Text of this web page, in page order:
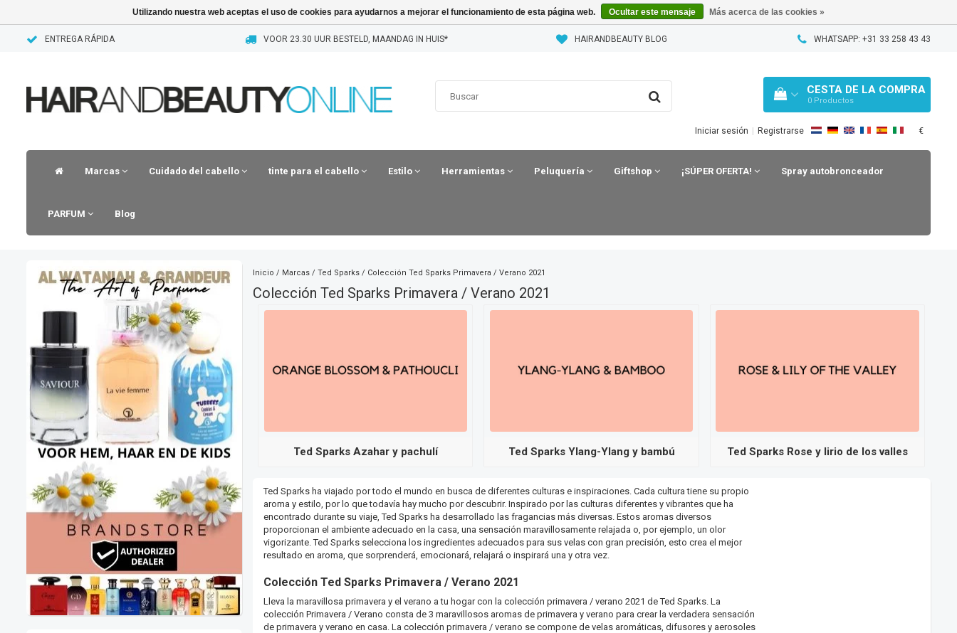
ENTREGA RÁPIDA VOOR 23.30 UUR BESTELD, MAANDAG IN HUIS* HAIRANDBEAUTY BLOG WHATSAPP: +31 33 258 43 43
CESTA DE LA COMPRA
0 Productos
Iniciar sesión Registrarse €
Marcas Cuidado del cabello tinte para el cabello Estilo Herramientas Peluquería Giftshop ¡SÚPER OFERTA! Spray autobronceador
PARFUM Blog
Inicio / Marcas/ Ted Sparks/ Colección Ted Sparks Primavera / Verano 2021
Colección Ted Sparks Primavera / Verano 2021
Ted Sparks Azahar y pachulí Ted Sparks Ylang-Ylang y bambú Ted Sparks Rose y lirio de los valles
Ted Sparks ha viajado por todo el mundo en busca de diferentes culturas e inspiraciones. Cada cultura tiene su propio
aroma y estilo, por lo que todavía hay mucho por descubrir. Inspirado por las culturas diferentes y vibrantes que ha
encontrado durante su viaje, Ted Sparks ha desarrollado las fragancias más diversas. Estos aromas diversos
proporcionan el ambiente adecuado en la casa, una sensación maravillosamente relajada o, por ejemplo, un olor
vigorizante. Ted Sparks selecciona los ingredientes adecuados para sus velas con gran precisión, esto crea el mejor
resultado en aroma, que sorprenderá, emocionará, relajará o inspirará una y otra vez.
Colección Ted Sparks Primavera / Verano 2021
Lleva la maravillosa primavera y el verano a tu hogar con la colección primavera / verano 2021 de Ted Sparks. La
colección Primavera / Verano consta de 3 maravillosos aromas de primavera y verano para crear la verdadera sensación
de primavera y verano en casa. La colección primavera / verano se compone de velas aromáticas, difusores y aerosoles
Utilizando nuestra web aceptas el uso de cookies para ayudarnos a mejorar el funcionamiento de esta página web. Ocultar este mensaje Más acerca de las cookies »